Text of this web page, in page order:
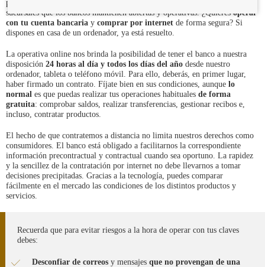
prevención, aunque siga existiendo la posibilidad de acudir a aquellas
sucursales que los bancos mantienen abiertas y operativas. ¿Quieres operar
con tu cuenta bancaria y comprar por internet de forma segura? Si
dispones en casa de un ordenador, ya está resuelto.
La operativa online nos brinda la posibilidad de tener el banco a nuestra
disposición 24 horas al día y todos los días del año desde nuestro
ordenador, tableta o teléfono móvil. Para ello, deberás, en primer lugar,
haber firmado un contrato. Fíjate bien en sus condiciones, aunque lo
normal es que puedas realizar tus operaciones habituales de forma
gratuita: comprobar saldos, realizar transferencias, gestionar recibos e,
incluso, contratar productos.
El hecho de que contratemos a distancia no limita nuestros derechos como
consumidores. El banco está obligado a facilitarnos la correspondiente
información precontractual y contractual cuando sea oportuno. La rapidez
y la sencillez de la contratación por internet no debe llevarnos a tomar
decisiones precipitadas. Gracias a la tecnología, puedes comparar
fácilmente en el mercado las condiciones de los distintos productos y
servicios.
Recuerda que para evitar riesgos a la hora de operar con tus claves
debes:
Desconfiar de correos y mensajes que no provengan de una